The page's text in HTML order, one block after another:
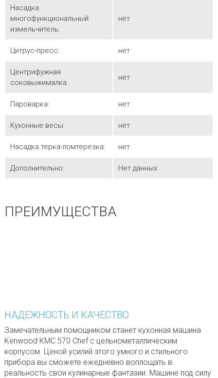
Насадка
многофункциональный
измельчитель:
нет
Цитрус-пресс: нет
Центрифужная
соковыжималка:
нет
Пароварка: нет
Кухонные весы: нет
Насадка терка-ломтерезка: нет
Дополнительно: Нет данных
ПРЕИМУЩЕСТВА
НАДЕЖНОСТЬ И КАЧЕСТВО
Замечательным помощником станет кухонная машина
Kenwood KMC 570 Chef с цельнометаллическим
корпусом. Ценой усилий этого умного и стильного
прибора вы сможете ежедневно воплощать в
реальность свои кулинарные фантазии. Машине под силу